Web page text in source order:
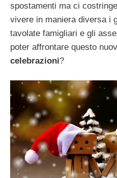
spostamenti ma ci
vivere in maniera diversa i
tavolate famigliari e gli
poter affrontare questo
celebrazioni?